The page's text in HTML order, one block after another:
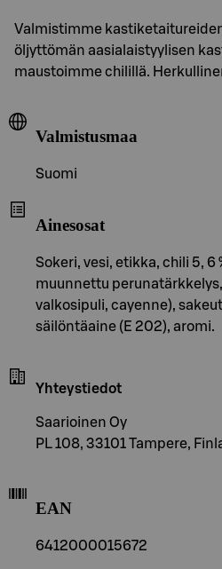
Valmistimme
öljyttömän aasialaistyylisen
maustoimme chilillä.
Valmistusmaa
Suomi
Ainesosat
Sokeri, vesi, etikka, chili 5, 6
muunnettu
valkosipuli, cayenne),
säilöntäaine (E 202), aromi.
Yhteystiedot
Saarioinen Oy
PL 108, 33101 Tampere,
EAN
6412000015672